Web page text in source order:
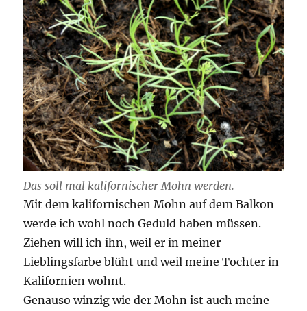
Das soll mal kalifornischer Mohn werden.
Mit dem kalifornischen Mohn auf dem Balkon
werde ich wohl noch Geduld haben müssen.
Ziehen will ich ihn, weil er in meiner
Lieblingsfarbe blüht und weil meine Tochter in
Kalifornien wohnt.
Genauso winzig wie der Mohn ist auch meine